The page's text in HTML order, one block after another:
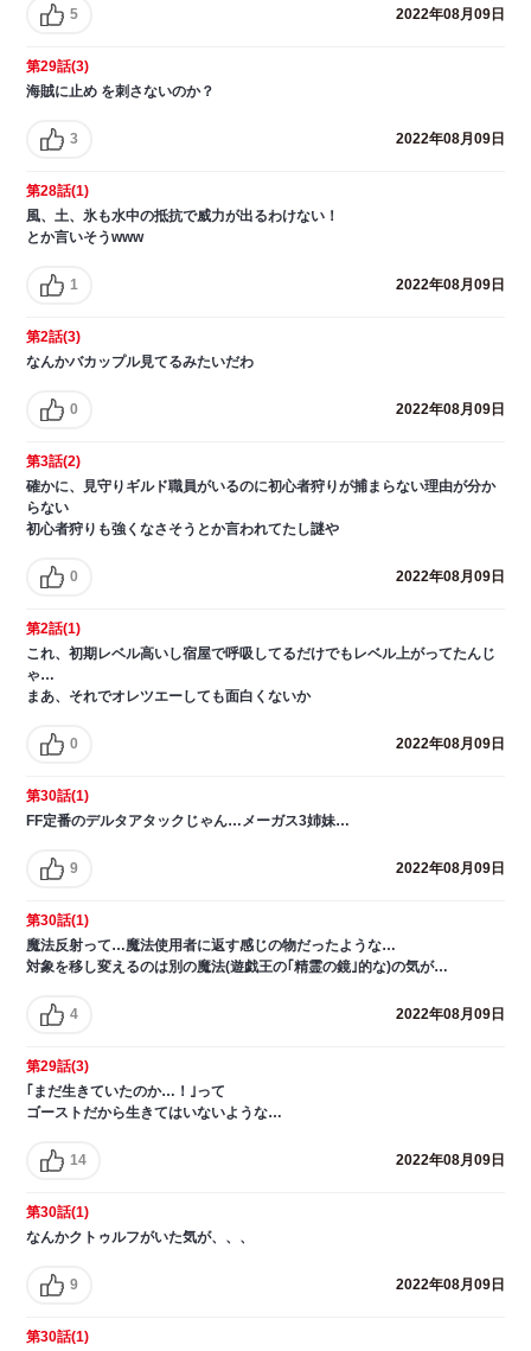
5 2022年08月09日
第29話(3)
海賊に止め を刺さないのか？
3 2022年08月09日
第28話(1)
風、土、氷も水中の抵抗で威力が出るわけない！
とか言いそうwww
1 2022年08月09日
第2話(3)
なんかバカップル見てるみたいだわ
0 2022年08月09日
第3話(2)
確かに、見守りギルド職員がいるのに初心者狩りが捕まらない理由が分か
らない
初心者狩りも強くなさそうとか言われてたし謎や
0 2022年08月09日
第2話(1)
これ、初期レベル高いし宿屋で呼吸してるだけでもレベル上がってたんじ
ゃ…
まあ、それでオレツエーしても面白くないか
0 2022年08月09日
第30話(1)
FF定番のデルタアタックじゃん…メーガス3姉妹…
9 2022年08月09日
第30話(1)
魔法反射って…魔法使用者に返す感じの物だったような…
対象を移し変えるのは別の魔法(遊戯王の｢精霊の鏡｣的な)の気が…
4 2022年08月09日
第29話(3)
｢まだ生きていたのか…！｣って
ゴーストだから生きてはいないような…
14 2022年08月09日
第30話(1)
なんかクトゥルフがいた気が、、、
9 2022年08月09日
第30話(1)